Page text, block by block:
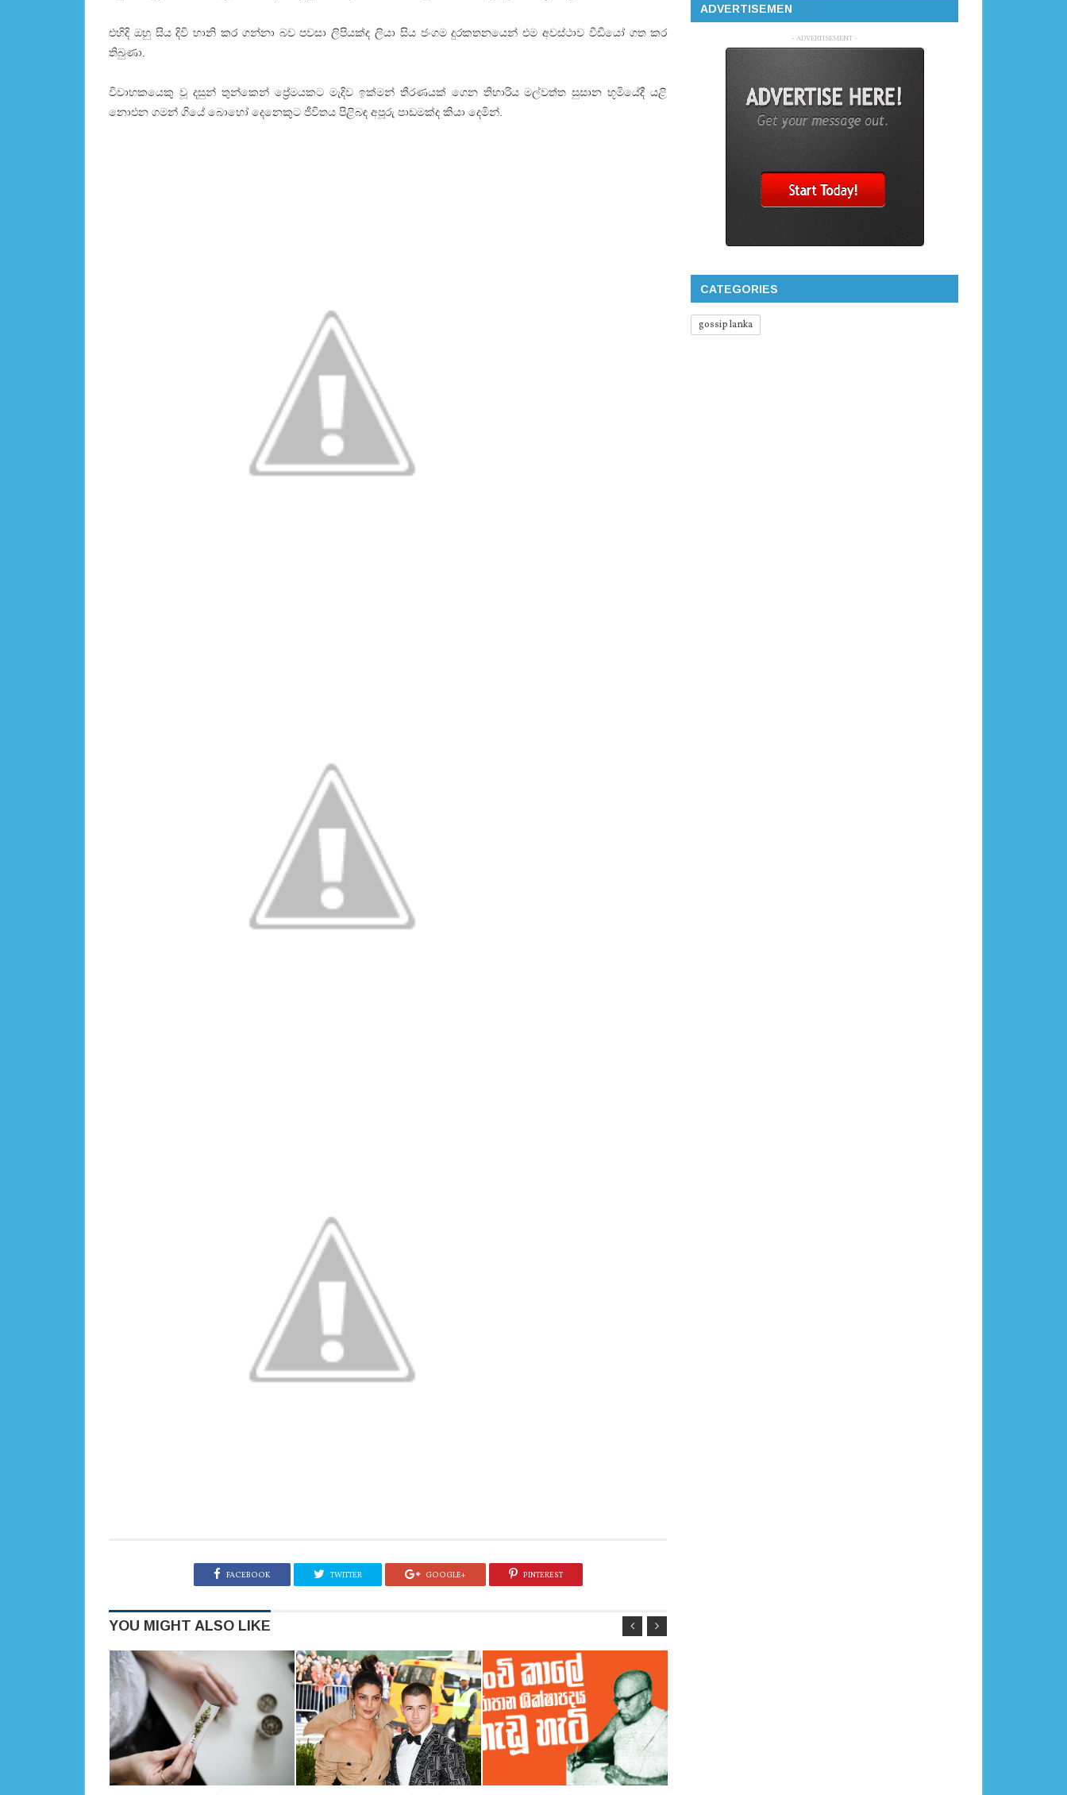
එහිදි ඔහු සිය දිවි හානි කර ගන්නා බව පවසා ලිපියක්ද ලියා සිය ජංගම දුරකතනයෙන් එම අවස්ථාව වීඩියෝ ගත කර
තිබුණා.
විවාහකයෙකු වූ දසුන් තුන්කෙන් ප්‍රේමයකට මැදිව ඉක්මන් තීරණයක් ගෙන තිහාරිය මල්වත්ත සුසාන භූමියේදී යළි
නොඑන ගමන් ගියේ බොහෝ දෙනෙකුට ජීවිතය පිළිබඳ අපූරු පාඩමක්ද කියා දෙමින්.
FACEBOOK TWITTER GOOGLE+ PINTEREST
YOU MIGHT ALSO LIKE
ADVERTISEMEN
- ADVERTISEMENT -
CATEGORIES
gossip lanka